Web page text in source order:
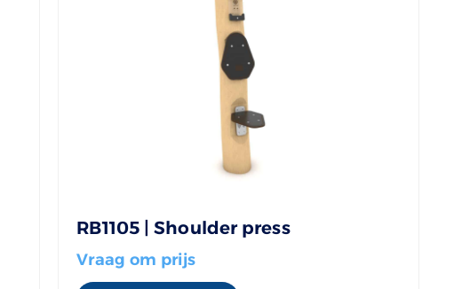
RB1105 | Shoulder press
Vraag om prijs